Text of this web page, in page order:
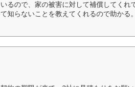
るので、家の被害に対して補償してくれ
知らないことを教えてくれるので助かる